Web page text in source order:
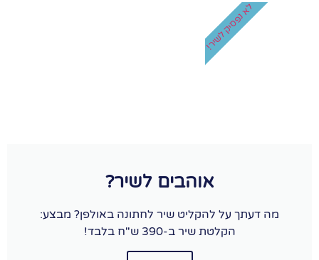
אוהבים לשיר?
דעתך על להקליט שיר לחתונה באולפן? מבצע:
הקלטת שיר ב-390 ש"ח בלבד!
לא נפסיק לשיר!